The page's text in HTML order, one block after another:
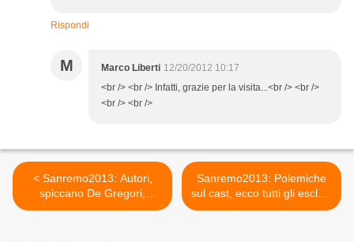
Rispondi
M Marco Liberti 12/20/2012 10:17
<br /> <br /> Infatti, grazie per la visita...<br /> <br />
<br /> <br />
< Sanremo2013: Autori,
spiccano De Gregori,
Nannini e Luttazzi
Sanremo2013: Polemiche
sul cast, ecco tutti gli esclusi
>